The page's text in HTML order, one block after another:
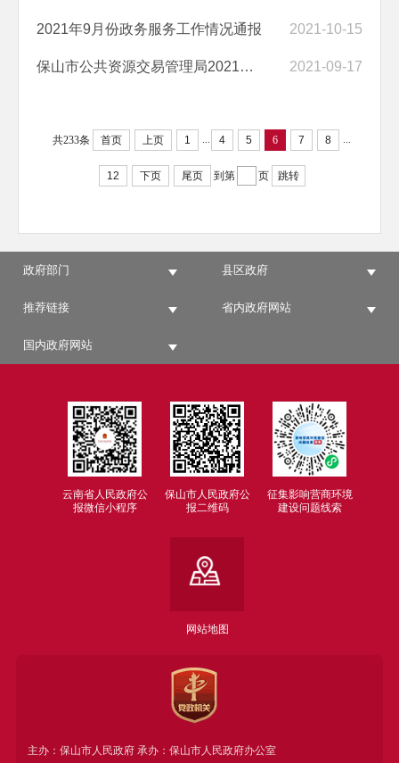
2021年9月份政务服务工作情况通报 2021-10-15
保山市公共资源交易管理局2021年8月公共资源交易情况通报 2021-09-17
共233条 首页 上页 1 ... 4 5 6 7 8 ...
12 下页 尾页 到第 页 跳转
政府部门 县区政府
推荐链接 省内政府网站
国内政府网站
云南省人民政府公
报微信小程序
保山市人民政府公
报二维码
征集影响营商环境
建设问题线索
网站地图
主办：保山市人民政府 承办：保山市人民政府办公室